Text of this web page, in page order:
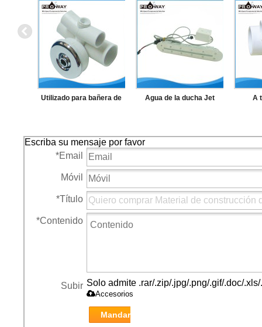
Utilizado para bañera de Agua de la ducha Jet A
Escriba su mensaje por favor
*Email
Móvil
*Título
*Contenido
Subir Solo admite .rar/.zip/.jpg/.png/.gif/.doc/
Accesorios
Mandar